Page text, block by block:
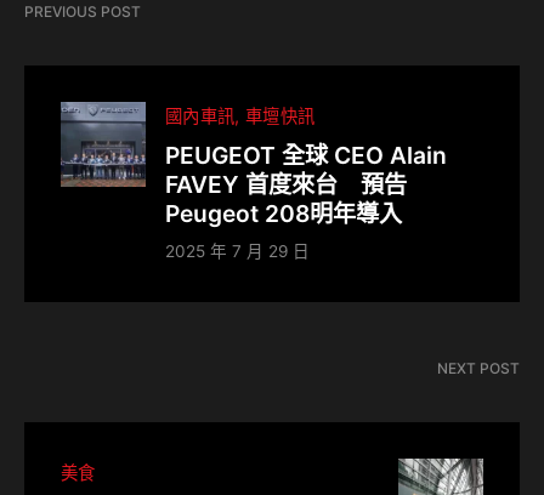
PREVIOUS POST
國內車訊 車壇快訊
PEUGEOT 全球 CEO Alain
FAVEY 首度來台 預告
Peugeot 208明年導入
2025 年 7 月 29 日
NEXT POST
美食